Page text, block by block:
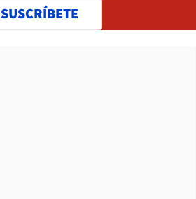
SUSCRÍBETE